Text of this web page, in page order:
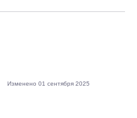
Изменено 01 сентября 2025